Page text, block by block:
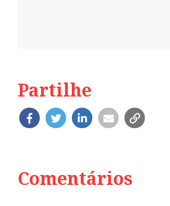
Partilhe
Comentários